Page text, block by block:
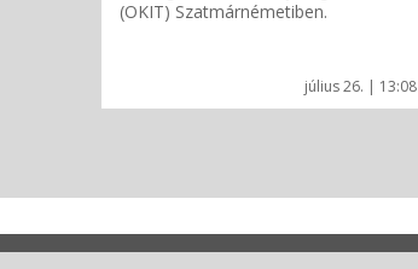
július 26. | 13:08
(OKIT) Szatmárnémetiben.